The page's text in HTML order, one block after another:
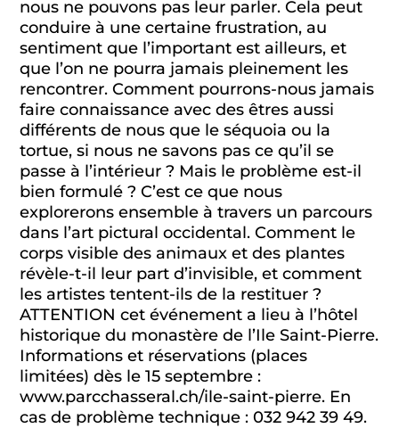
nous ne pouvons pas leur parler. Cela peut
conduire à une certaine frustration, au
sentiment que l’important est ailleurs, et
que l’on ne pourra jamais pleinement les
rencontrer. Comment pourrons-nous jamais
faire connaissance avec des êtres aussi
différents de nous que le séquoia ou la
tortue, si nous ne savons pas ce qu’il se
passe à l’intérieur ? Mais le problème est-il
bien formulé ? C’est ce que nous
explorerons ensemble à travers un parcours
dans l’art pictural occidental. Comment le
corps visible des animaux et des plantes
révèle-t-il leur part d’invisible, et comment
les artistes tentent-ils de la restituer ?
ATTENTION cet événement a lieu à l’hôtel
historique du monastère de l’Ile Saint-Pierre.
Informations et réservations (places
limitées) dès le 15 septembre :
www.parcchasseral.ch/ile-saint-pierre. En
cas de problème technique : 032 942 39 49.